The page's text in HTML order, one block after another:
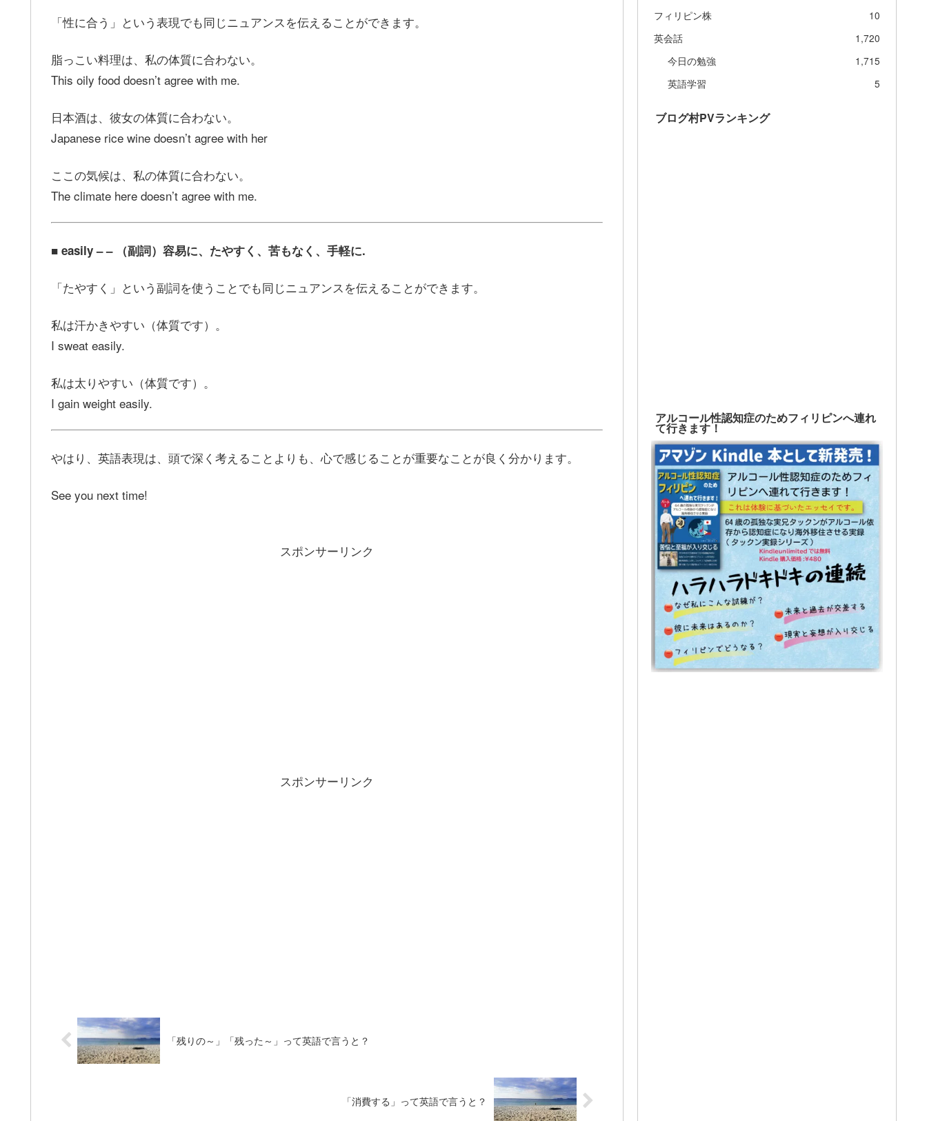
「性に合う」という表現でも同じニュアンスを伝えることができます。
脂っこい料理は、私の体質に合わない。
This oily food doesn’t agree with me.
日本酒は、彼女の体質に合わない。
Japanese rice wine doesn’t agree with her
ここの気候は、私の体質に合わない。
The climate here doesn’t agree with me.
■ easily – – （副詞）容易に、たやすく、苦もなく、手軽に.
「たやすく」という副詞を使うことでも同じニュアンスを伝えることができます。
私は汗かきやすい（体質です）。
I sweat easily.
私は太りやすい（体質です）。
I gain weight easily.
やはり、英語表現は、頭で深く考えることよりも、心で感じることが重要なことが良く分かります。
See you next time!
スポンサーリンク
スポンサーリンク
「残りの～」「残った～」って英語で言うと？
「消費する」って英語で言うと？
フィリピン株
10
英会話
1,720
今日の勉強
1,715
英語学習
5
ブログ村PVランキング
アルコール性認知症のためフィリピンへ連れ
て行きます！